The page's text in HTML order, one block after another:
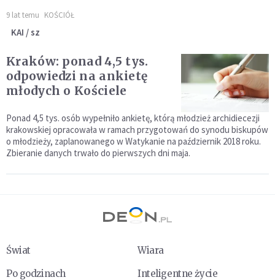
9 lat temu KOŚCIÓŁ
KAI / sz
Kraków: ponad 4,5 tys.
odpowiedzi na ankietę
młodych o Kościele
Ponad 4,5 tys. osób wypełniło ankietę, którą młodzież archidiecezji
krakowskiej opracowała w ramach przygotowań do synodu biskupów
o młodzieży, zaplanowanego w Watykanie na październik 2018 roku.
Zbieranie danych trwało do pierwszych dni maja.
Świat
Wiara
Po godzinach
Inteligentne życie